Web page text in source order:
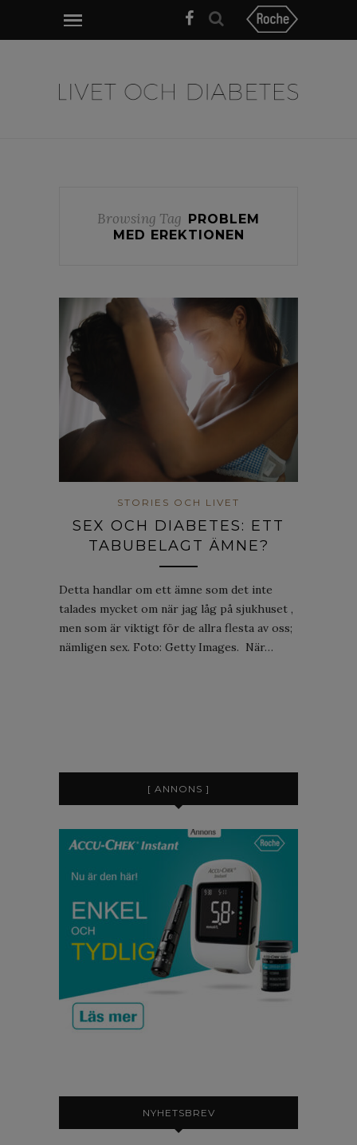
Browsing Tag PROBLEM
MED EREKTIONEN
STORIES OCH LIVET
SEX OCH DIABETES: ETT
TABUBELAGT ÄMNE?
Detta handlar om ett ämne som det inte
talades mycket om när jag låg på sjukhuset ,
men som är viktigt för de allra flesta av oss;
nämligen sex. Foto: Getty Images. När…
[ ANNONS ]
NYHETSBREV